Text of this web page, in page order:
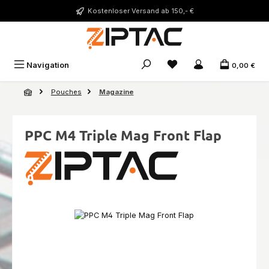
Zum Hauptinhalt springenKostenloser Versand ab 150,- €
Navigation Du hast 0 Produkte auf
0,00 €
Pouches Magazine
PPC M4 Triple Mag Front Flap
Bildergalerie überspringen